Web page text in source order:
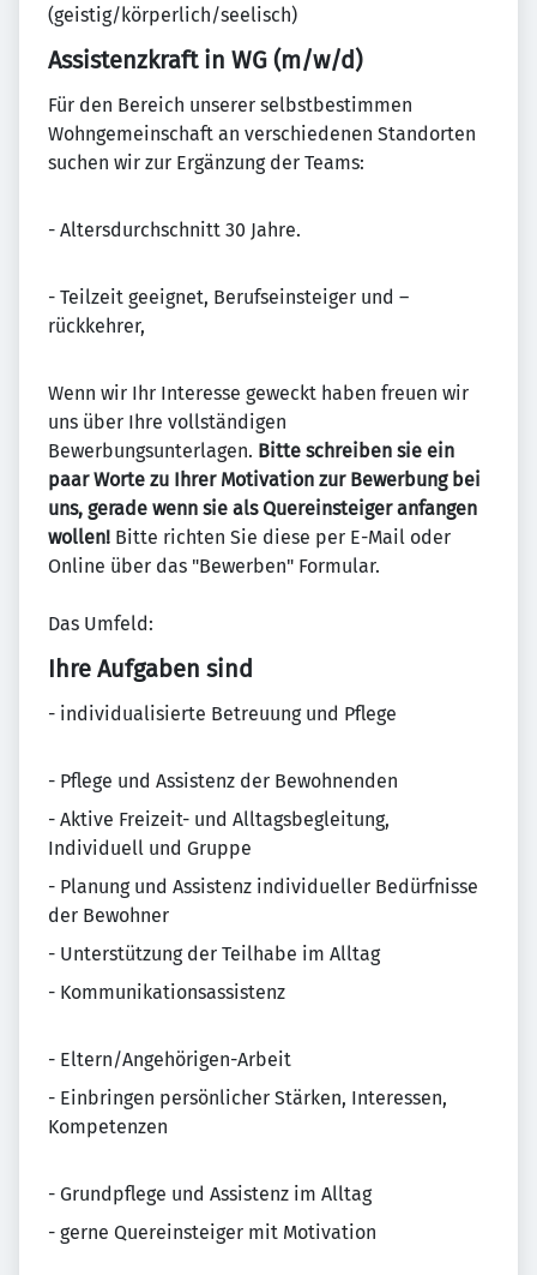
(geistig/körperlich/seelisch)
Assistenzkraft in WG (m/w/d)
Für den Bereich unserer selbstbestimmen
Wohngemeinschaft an verschiedenen Standorten
suchen wir zur Ergänzung der Teams:
- Altersdurchschnitt 30 Jahre.
- Teilzeit geeignet, Berufseinsteiger und –
rückkehrer,
Wenn wir Ihr Interesse geweckt haben freuen wir
uns über Ihre vollständigen
Bewerbungsunterlagen. Bitte schreiben sie ein
paar Worte zu Ihrer Motivation zur Bewerbung bei
uns, gerade wenn sie als Quereinsteiger anfangen
wollen! Bitte richten Sie diese per E-Mail oder
Online über das "Bewerben" Formular.
Das Umfeld:
Ihre Aufgaben sind
- individualisierte Betreuung und Pflege
- Pflege und Assistenz der Bewohnenden
- Aktive Freizeit- und Alltagsbegleitung,
Individuell und Gruppe
- Planung und Assistenz individueller Bedürfnisse
der Bewohner
- Unterstützung der Teilhabe im Alltag
- Kommunikationsassistenz
- Eltern/Angehörigen-Arbeit
- Einbringen persönlicher Stärken, Interessen,
Kompetenzen
- Grundpflege und Assistenz im Alltag
- gerne Quereinsteiger mit Motivation